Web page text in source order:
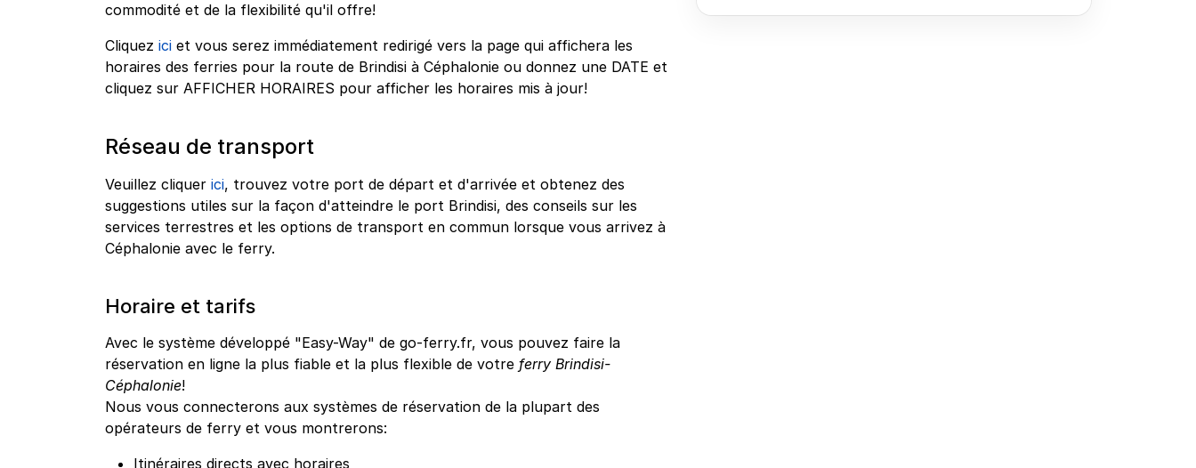
commodité et de la flexibilité qu'il offre!
Cliquez ici et vous serez immédiatement redirigé vers la page qui affichera les
horaires des ferries pour la route de Brindisi à Céphalonie ou donnez une DATE et
cliquez sur AFFICHER HORAIRES pour afficher les horaires mis à jour!
Réseau de transport
Veuillez cliquer ici, trouvez votre port de départ et d'arrivée et obtenez des
suggestions utiles sur la façon d'atteindre le port Brindisi, des conseils sur les
services terrestres et les options de transport en commun lorsque vous arrivez à
Céphalonie avec le ferry.
Horaire et tarifs
Avec le système développé "Easy-Way" de go-ferry.fr, vous pouvez faire la
réservation en ligne la plus fiable et la plus flexible de votre ferry Brindisi-
Céphalonie!
Nous vous connecterons aux systèmes de réservation de la plupart des
opérateurs de ferry et vous montrerons:
Itinéraires directs avec horaires